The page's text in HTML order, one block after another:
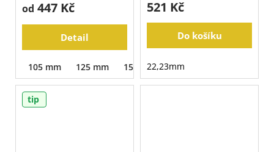
od 447 Kč
Detail
105 mm 125 mm 150 mm 180 mm
521 Kč
Do košíku
22,23mm
tip